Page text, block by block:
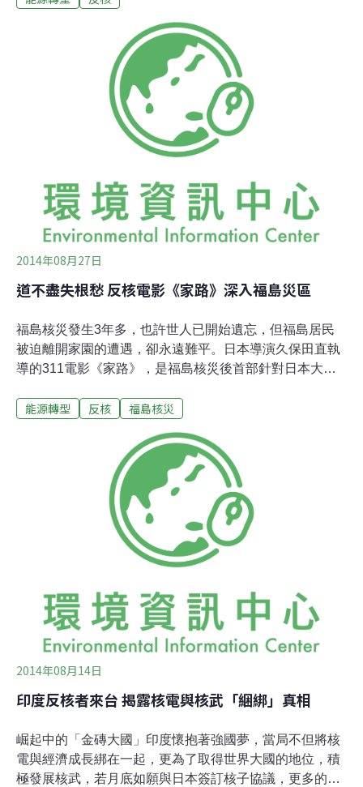
首度在日本舉行，當時有1000多人共襄盛舉，1995年首度
在台灣舉行，吸引800多人參與，可說是相當盛大的民間
跨國串連的非核會議。NNAF每1~3年，至今已是第16
屆，期間2002、2005、2010年均在台灣舉行。本屆主辦
單位台灣環保聯盟表示，面對核能工業在亞洲地區的擴張
和日本鈽技術的發展，亞洲各國都有非核團體的出現，
NAAF的組成，正是為了促進亞洲各國非核團體的連繫合
29日一連舉行四天，前二天在師大國際會議廳召開
2014年08月27日
道不盡失根愁 反核電影《家路》深入福島災區
福島核災發生3年多，也許世人已開始遺忘，但福島居民
被迫離開家園的遭遇，卻永遠難平。日本導演久保田直執
導的311電影《家路》，是福島核災後首部針對日本大眾
來，29日也將於台灣上映。發行公司更與反核團體綠色公
更直接支持國內反核行動。《家路》為柏林影展參展電
影，並獲著名導演是枝裕和及諏訪敦彥協力策劃。而導演
久保田直出身紀錄片，為本片作足訪談，只願替當地人道
出心聲與盼望，強調福島核災沒有結束，這些被迫離開原
有生活的人並非能若無其事改變生活方式。本片也是第一
部獲得日本政府同意，在福島實景拍攝的電影作品。不管
是空無一人的封鎖線內，或安置災民的組合屋，都揭露了
與劇組，無懼輻射危險前往當地拍攝。故事 始於離鄉後福
島因土地嚴重受輻射污染而成禁區，居民遭撤離。
能源轉型 反核 福島核災
2014年08月14日
印度反核者來台 揭露核電與核武「綑綁」真相
崛起中的「金磚大國」印度懷抱著強國夢，當局不但將核
電與經濟成長綁在一起，更為了取得世界大國的地位，積
極發展核武，若月底如願與日本簽訂核子協議，更多的核